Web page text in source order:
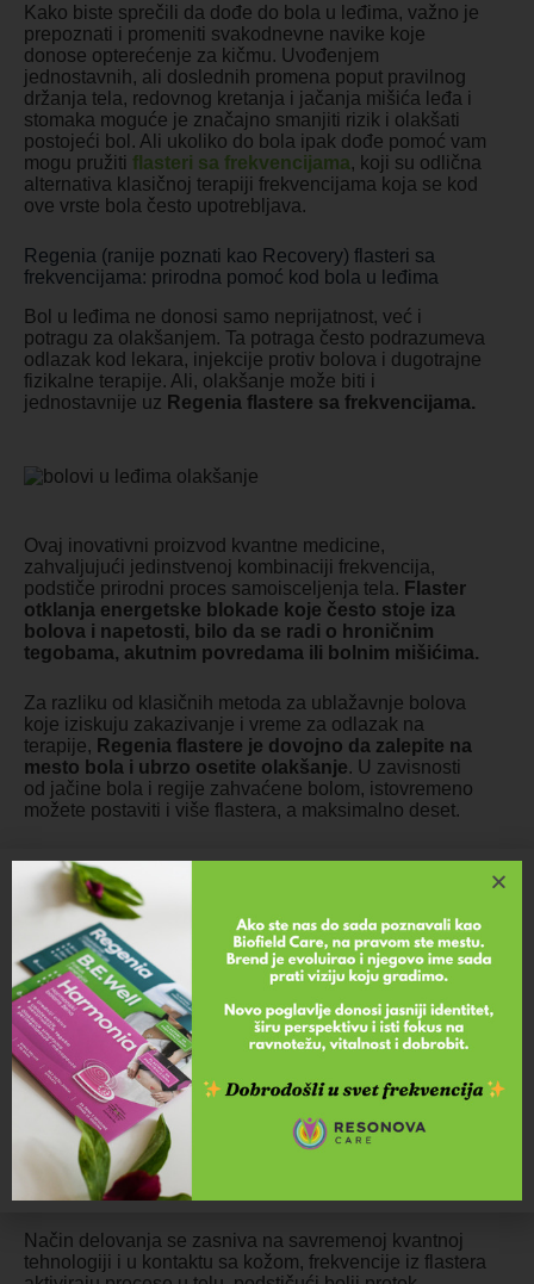
Kako biste sprečili da dođe do bola u leđima, važno je
prepoznati i promeniti svakodnevne navike koje
donose opterećenje za kičmu. Uvođenjem
jednostavnih, ali doslednih promena poput pravilnog
držanja tela, redovnog kretanja i jačanja mišića leđa i
stomaka moguće je značajno smanjiti rizik i olakšati
postojeći bol. Ali ukoliko do bola ipak dođe pomoć vam
mogu pružiti flasteri sa frekvencijama, koji su odlična
alternativa klasičnoj terapiji frekvencijama koja se kod
ove vrste bola često upotrebljava.
Regenia (ranije poznati kao Recovery) flasteri sa
frekvencijama: prirodna pomoć kod bola u leđima
Bol u leđima ne donosi samo neprijatnost, već i
potragu za olakšanjem. Ta potraga često podrazumeva
odlazak kod lekara, injekcije protiv bolova i dugotrajne
fizikalne terapije. Ali, olakšanje može biti i
jednostavnije uz Regenia flastere sa frekvencijama.
Ovaj inovativni proizvod kvantne medicine,
zahvaljujući jedinstvenoj kombinaciji frekvencija,
podstiče prirodni proces samoisceljenja tela. Flaster
otklanja energetske blokade koje često stoje iza
bolova i napetosti, bilo da se radi o hroničnim
tegobama, akutnim povredama ili bolnim mišićima.
Za razliku od klasičnih metoda za ublažavnje bolova
koje iziskuju zakazivanje i vreme za odlazak na
terapije, Regenia flastere je dovojno da zalepite na
mesto bola i ubrzo osetite olakšanje. U zavisnosti
od jačine bola i regije zahvaćene bolom, istovremeno
možete postaviti i više flastera, a maksimalno deset.
Način delovanja se zasniva na savremenoj kvantnoj
tehnologiji i u kontaktu sa kožom, frekvencije iz flastera